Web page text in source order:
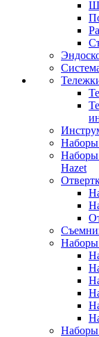
Наборы
Наборы
Hazet
Наборы
Наборы